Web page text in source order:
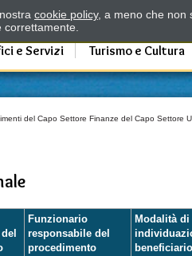
e Servizi Turismo e Cultura
del Capo Settore Finanze del Capo Settore
Funzionario
responsabile del
procedimento
Modalità di
beneficiario
cookie policy, a meno che non